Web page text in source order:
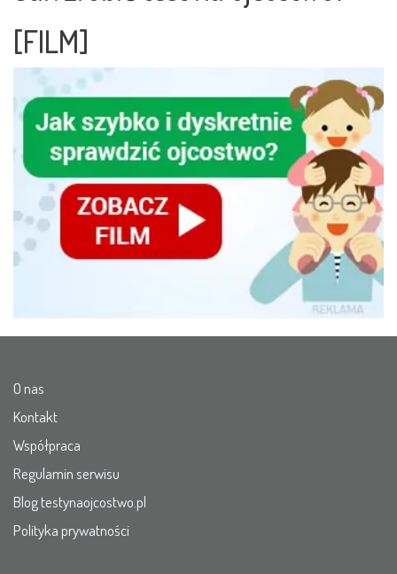
[FILM]
O nas
Kontakt
Współpraca
Regulamin serwisu
Blog testynaojcostwo.pl
Polityka prywatności